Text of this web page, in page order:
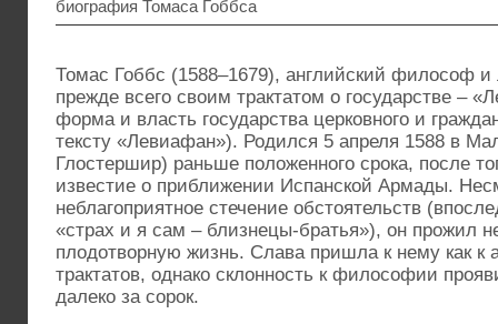
биография Томаса Гоббса
Томас Гоббс (1588–1679), английский философ и
прежде всего своим трактатом о государстве –
форма и власть государства церковного и
тексту «Левиафан»). Родился 5 апреля 1588 в
Глостершир) раньше положенного срока, после
известие о приближении Испанской Армады.
неблагоприятное стечение обстоятельств
«страх и я сам – близнецы-братья»), он прожил
плодотворную жизнь. Слава пришла к нему как к
трактатов, однако склонность к философии
далеко за сорок.